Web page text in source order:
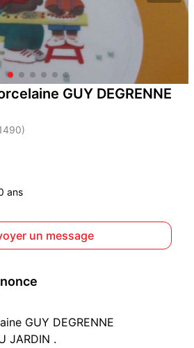
GUY DEGRENNE
ans
un message
GUY DEGRENNE
JARDIN .